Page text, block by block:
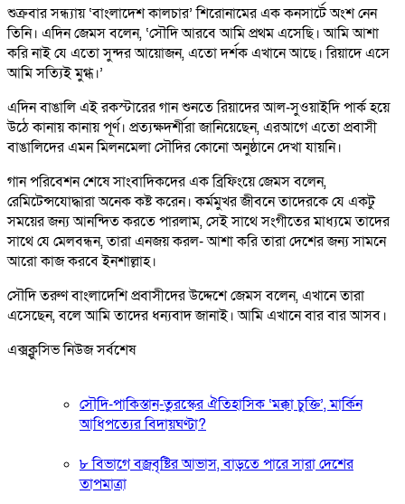
শুক্রবার সন্ধ্যায় ‘বাংলাদেশ কালচার’ শিরোনামের এক কনসার্টে অংশ নেন
তিনি। এদিন জেমস বলেন, ‘সৌদি আরবে আমি প্রথম এসেছি। আমি আশা
করি নাই যে এতো সুন্দর আয়োজন, এতো দর্শক এখানে আছে। রিয়াদে এসে
আমি সত্যিই মুগ্ধ।’
এদিন বাঙালি এই রকস্টারের গান শুনতে রিয়াদের আল-সুওয়াইদি পার্ক হয়ে
উঠে কানায় কানায় পূর্ণ। প্রত্যক্ষদর্শীরা জানিয়েছেন, এরআগে এতো প্রবাসী
বাঙালিদের এমন মিলনমেলা সৌদির কোনো অনুষ্ঠানে দেখা যায়নি।
গান পরিবেশন শেষে সাংবাদিকদের এক ব্রিফিংয়ে জেমস বলেন,
রেমিটেন্সযোদ্ধারা অনেক কষ্ট করেন। কর্মমুখর জীবনে তাদেরকে যে একটু
সময়ের জন্য আনন্দিত করতে পারলাম, সেই সাথে সংগীতের মাধ্যমে তাদের
সাথে যে মেলবন্ধন, তারা এনজয় করল- আশা করি তারা দেশের জন্য সামনে
আরো কাজ করবে ইনশাল্লাহ।
সৌদি তরুণ বাংলাদেশি প্রবাসীদের উদ্দেশে জেমস বলেন, এখানে তারা
এসেছেন, বলে আমি তাদের ধন্যবাদ জানাই। আমি এখানে বার বার আসব।
এক্সক্লুসিভ নিউজ সর্বশেষ
সৌদি-পাকিস্তান-তুরস্কের ঐতিহাসিক ‘মক্কা চুক্তি’, মার্কিন
আধিপত্যের বিদায়ঘণ্টা?
৮ বিভাগে বজ্রবৃষ্টির আভাস, বাড়তে পারে সারা দেশের
তাপমাত্রা